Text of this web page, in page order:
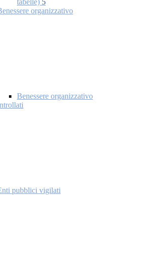
tabelle) 5
organizzativo
Benessere organizzativo
pubblici vigilati